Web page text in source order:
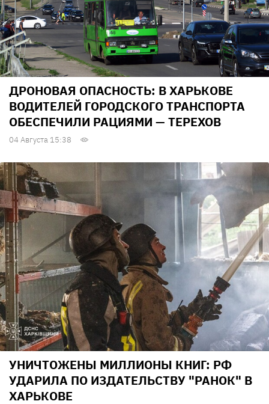
ДРОНОВАЯ ОПАСНОСТЬ: В ХАРЬКОВЕ
ВОДИТЕЛЕЙ ГОРОДСКОГО ТРАНСПОРТА
ОБЕСПЕЧИЛИ РАЦИЯМИ — ТЕРЕХОВ
04 Августа 15:38
УНИЧТОЖЕНЫ МИЛЛИОНЫ КНИГ: РФ
УДАРИЛА ПО ИЗДАТЕЛЬСТВУ "РАНОК" В
ХАРЬКОВЕ